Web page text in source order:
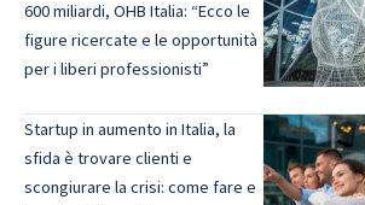
600 miliardi, OHB Italia: “Ecco le
figure ricercate e le opportunità
per i liberi professionisti”
Startup in aumento in Italia, la
sfida è trovare clienti e
scongiurare la crisi: come fare e